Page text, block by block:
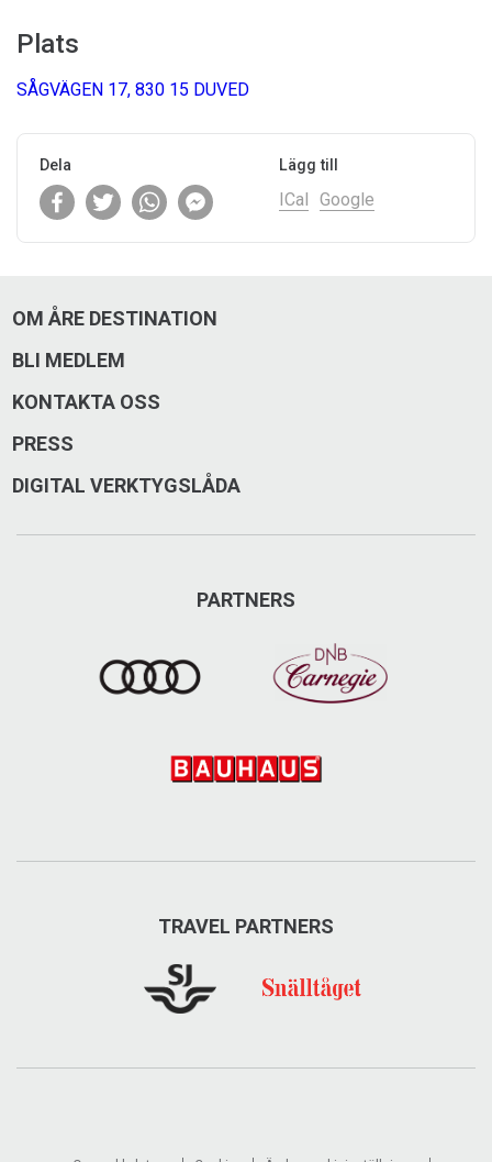
Plats
SÅGVÄGEN 17, 830 15 DUVED
Dela Lägg till
ICal Google
OM ÅRE DESTINATION
BLI MEDLEM
KONTAKTA OSS
PRESS
DIGITAL VERKTYGSLÅDA
PARTNERS
TRAVEL PARTNERS